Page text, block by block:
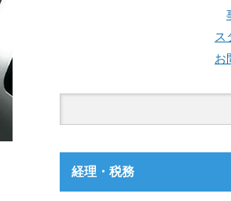
ス
お
経理・税務